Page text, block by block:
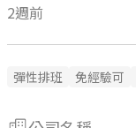
2週前
彈性排班 免經驗可